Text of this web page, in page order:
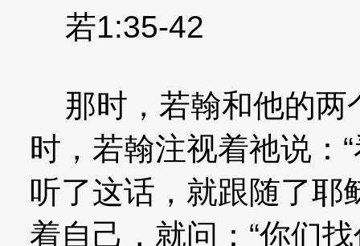
若1:35-42
那时，若翰和他的两
时，若翰注视着祂说：
听了这话，就跟随了耶
着自己，就问：“你们